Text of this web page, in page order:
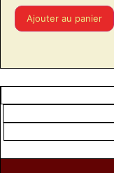
Ajouter au panier